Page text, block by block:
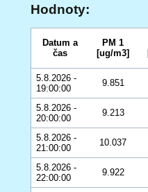
Hodnoty:
Datum a
čas
PM 1
[ug/m3]
5.8.2026 -
19:00:00
9.851
5.8.2026 -
20:00:00
9.213
5.8.2026 -
21:00:00
10.037
5.8.2026 -
22:00:00
9.922